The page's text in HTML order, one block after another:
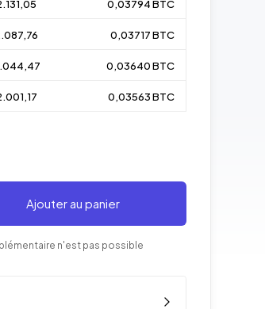
0,03794 BTC
0,03717 BTC
0,03640 BTC
0,03563 BTC
Ajouter au panier
n'est pas possible